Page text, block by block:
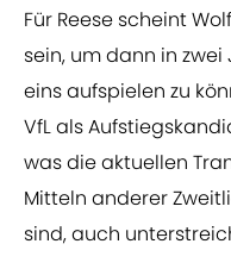
Für Reese scheint
sein, um dann in
eins aufspielen zu
VfL als
was die aktuellen
Mitteln anderer
sind, auch